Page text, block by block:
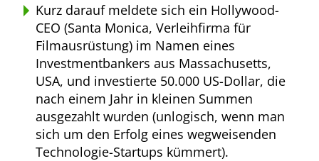
Kurz darauf meldete sich ein Hollywood-
CEO (Santa Monica, Verleihfirma für
Filmausrüstung) im Namen eines
Investmentbankers aus Massachusetts,
USA, und investierte 50.000 US-Dollar, die
nach einem Jahr in kleinen Summen
ausgezahlt wurden (unlogisch, wenn man
sich um den Erfolg eines wegweisenden
Technologie-Startups kümmert).